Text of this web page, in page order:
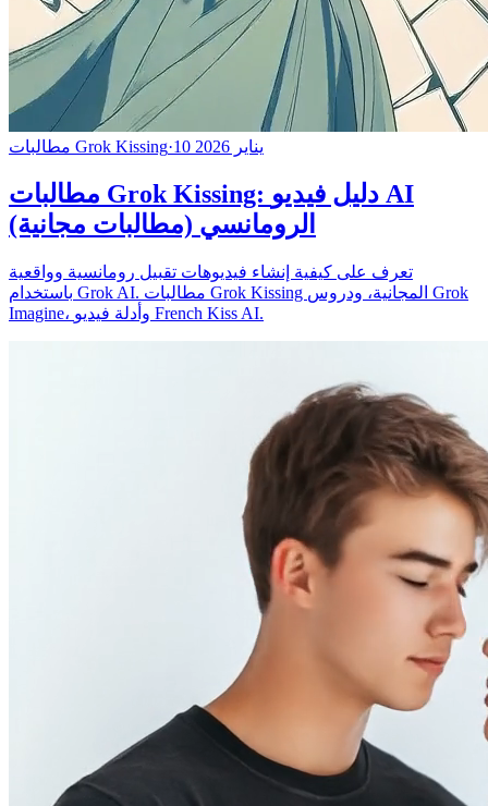
مطالبات Grok Kissing· 10 يناير 2026
مطالبات Grok Kissing: دليل فيديو AI
الرومانسي (مطالبات مجانية)
تعرف على كيفية إنشاء فيديوهات تقبيل رومانسية وواقعية
باستخدام Grok AI. مطالبات Grok Kissing المجانية، ودروس Grok
Imagine، وأدلة فيديو French Kiss AI.